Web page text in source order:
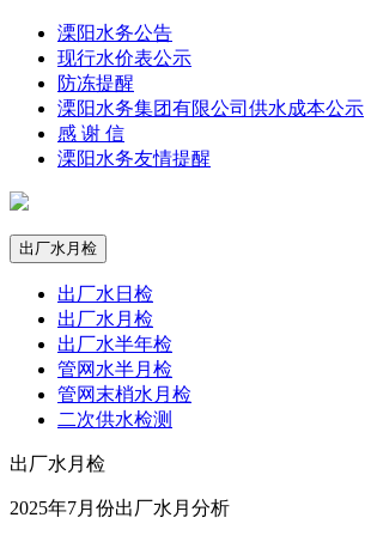
溧阳水务公告
现行水价表公示
防冻提醒
溧阳水务集团有限公司供水成本公示
感 谢 信
溧阳水务友情提醒
出厂水月检
出厂水日检
出厂水月检
出厂水半年检
管网水半月检
管网末梢水月检
二次供水检测
出厂水月检
2025年7月份出厂水月分析